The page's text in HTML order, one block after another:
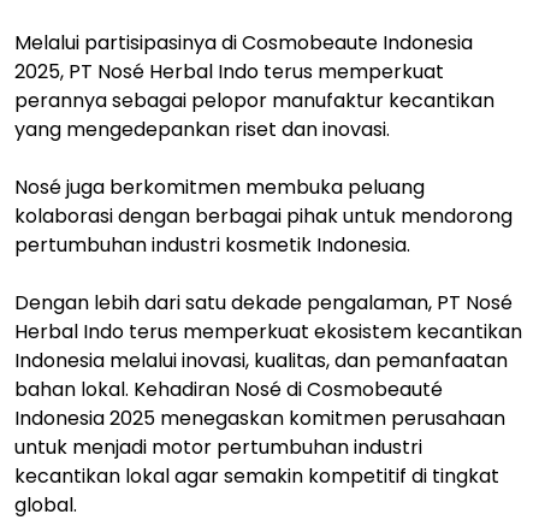
Melalui partisipasinya di Cosmobeaute Indonesia
2025, PT Nosé Herbal Indo terus memperkuat
perannya sebagai pelopor manufaktur kecantikan
yang mengedepankan riset dan inovasi.
Nosé juga berkomitmen membuka peluang
kolaborasi dengan berbagai pihak untuk mendorong
pertumbuhan industri kosmetik Indonesia.
Dengan lebih dari satu dekade pengalaman, PT Nosé
Herbal Indo terus memperkuat ekosistem kecantikan
Indonesia melalui inovasi, kualitas, dan pemanfaatan
bahan lokal. Kehadiran Nosé di Cosmobeauté
Indonesia 2025 menegaskan komitmen perusahaan
untuk menjadi motor pertumbuhan industri
kecantikan lokal agar semakin kompetitif di tingkat
global.